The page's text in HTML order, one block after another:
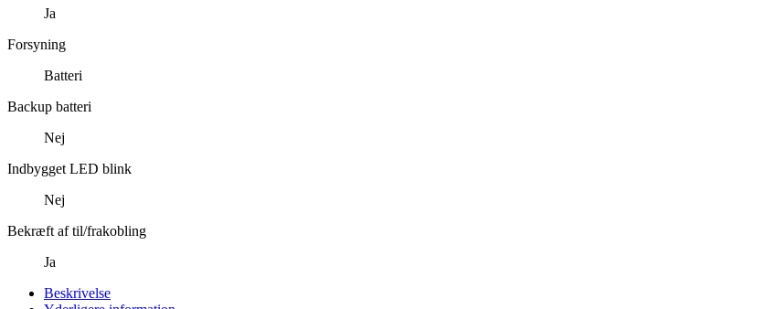
Ja
Forsyning
Batteri
Backup batteri
Nej
Indbygget LED blink
Nej
Bekræft af til/frakobling
Ja
Beskrivelse